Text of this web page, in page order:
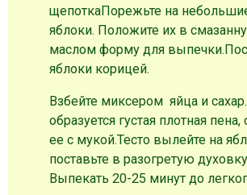
щепоткаПорежьте на
яблоки. Положите их в
маслом форму для
яблоки корицей.
Взбейте миксером яйца и
образуется густая плотная
ее с мукой.Тесто вылейте на
поставьте в разогретую
Выпекать 20-25 минут до